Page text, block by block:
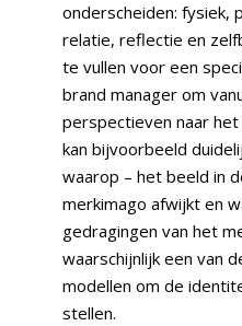
onderscheiden: fysiek,
relatie, reflectie en
te vullen voor een
brand manager om
perspectieven naar
kan bijvoorbeeld
waarop – het beeld in
merkimago afwijkt en
gedragingen van het
waarschijnlijk een van
modellen om de
stellen.